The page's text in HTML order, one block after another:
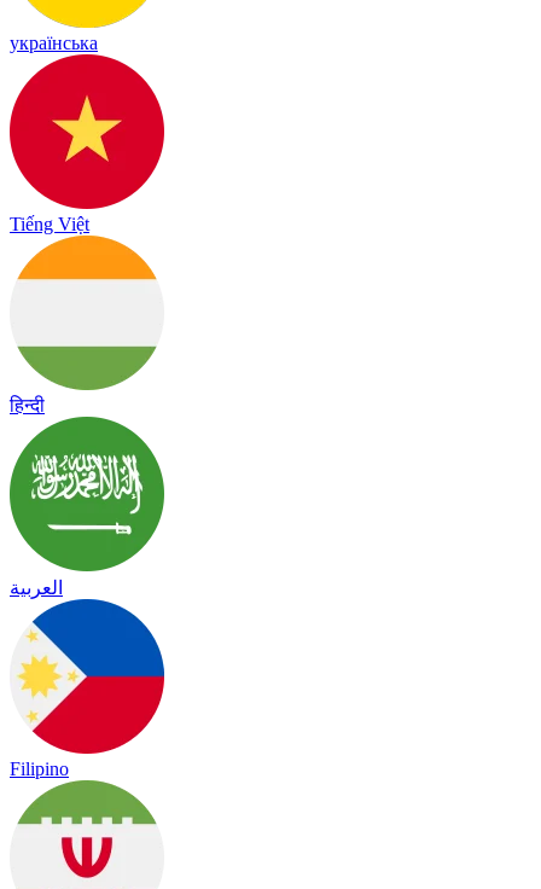
українська
Tiếng Việt
हिन्दी
العربية
Filipino